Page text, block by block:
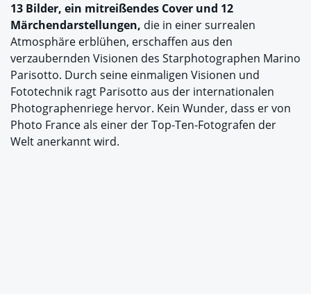
13 Bilder, ein mitreißendes Cover und 12
Märchendarstellungen, die in einer surrealen
Atmosphäre erblühen, erschaffen aus den
verzaubernden Visionen des Starphotographen Marino
Parisotto. Durch seine einmaligen Visionen und
Fototechnik ragt Parisotto aus der internationalen
Photographenriege hervor. Kein Wunder, dass er von
Photo France als einer der Top-Ten-Fotografen der
Welt anerkannt wird.